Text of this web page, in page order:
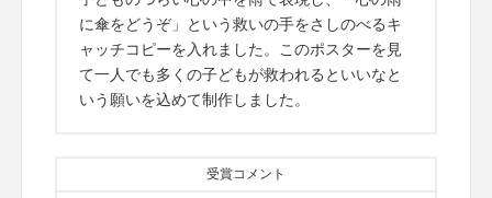
に傘をどうぞ」という救いの手をさしのべるキ
ャッチコピーを入れました。このポスターを見
て一人でも多くの子どもが救われるといいなと
いう願いを込めて制作しました。
受賞コメント